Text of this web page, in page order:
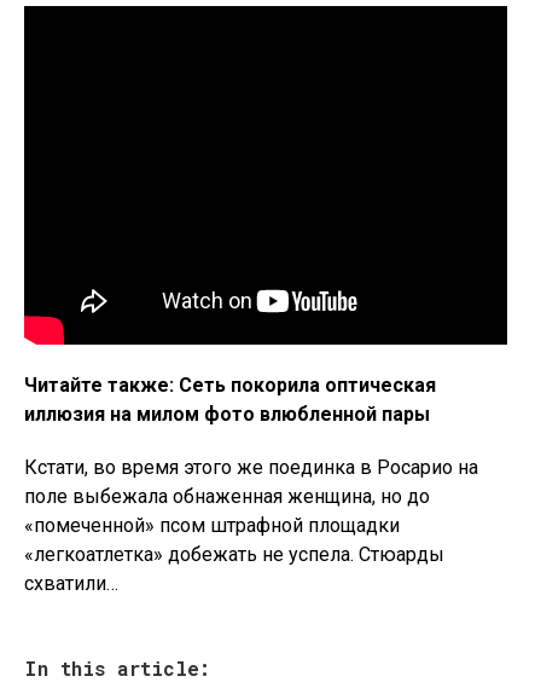
Читайте также: Сеть покорила оптическая
иллюзия на милом фото влюбленной пары
Кстати, во время этого же поединка в Росарио на
поле выбежала обнаженная женщина, но до
«помеченной» псом штрафной площадки
«легкоатлетка» добежать не успела. Стюарды
схватили…
In this article: